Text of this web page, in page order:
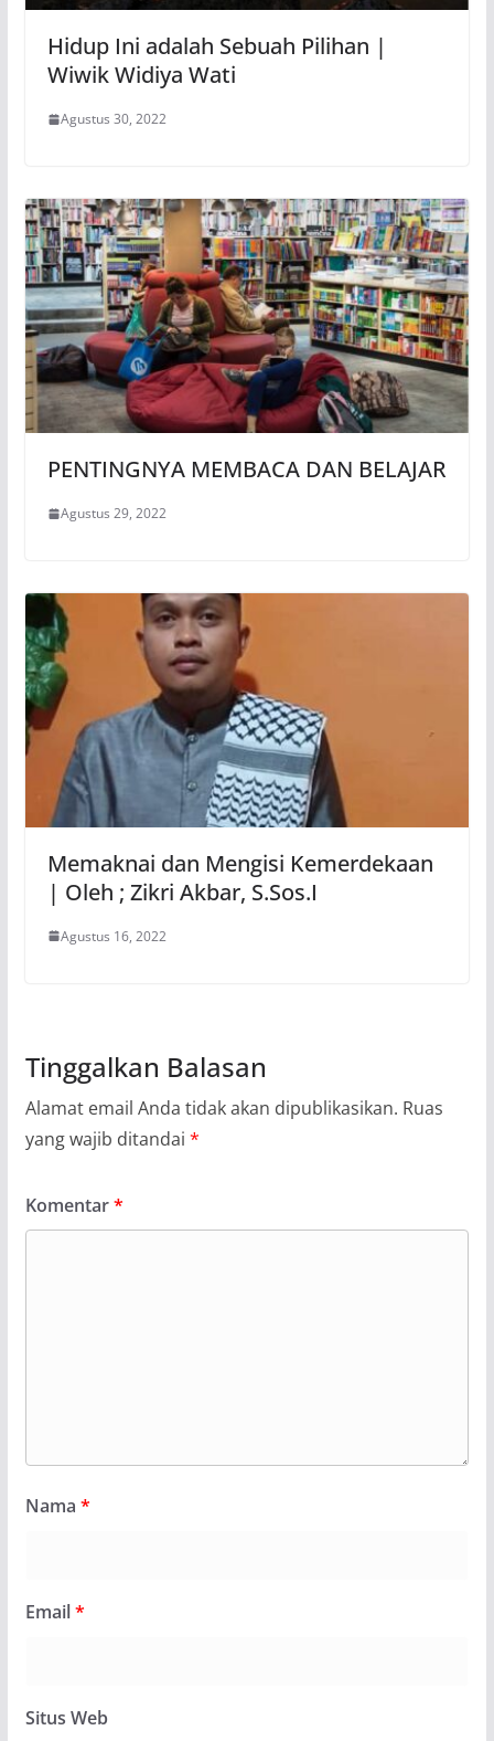
Hidup Ini adalah Sebuah Pilihan |
Wiwik Widiya Wati
Agustus 30, 2022
PENTINGNYA MEMBACA DAN BELAJAR
Agustus 29, 2022
Memaknai dan Mengisi Kemerdekaan
| Oleh ; Zikri Akbar, S.Sos.I
Agustus 16, 2022
Tinggalkan Balasan
Alamat email Anda tidak akan dipublikasikan. Ruas
yang wajib ditandai *
Komentar*
Nama *
Email*
Situs Web